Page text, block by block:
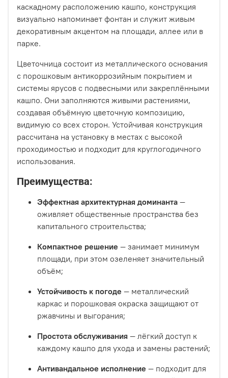
каскадному расположению кашпо, конструкция
визуально напоминает фонтан и служит живым
декоративным акцентом на площади, аллее или в
парке.
Цветочница состоит из металлического основания
с порошковым антикоррозийным покрытием и
системы ярусов с подвесными или закреплёнными
кашпо. Они заполняются живыми растениями,
создавая объёмную цветочную композицию,
видимую со всех сторон. Устойчивая конструкция
рассчитана на установку в местах с высокой
проходимостью и подходит для круглогодичного
использования.
Преимущества:
Эффектная архитектурная доминанта —
оживляет общественные пространства без
капитального строительства;
Компактное решение — занимает минимум
площади, при этом озеленяет значительный
объём;
Устойчивость к погоде — металлический
каркас и порошковая окраска защищают от
ржавчины и выгорания;
Простота обслуживания — лёгкий доступ к
каждому кашпо для ухода и замены растений;
Антивандальное исполнение — подходит для